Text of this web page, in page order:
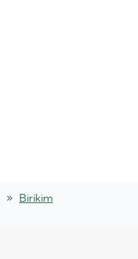
Birikim